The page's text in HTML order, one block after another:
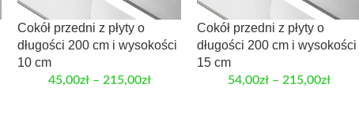
Cokół przedni z płyty o
długości 200 cm i wysokości
10 cm
45,00zł – 215,00zł
Cokół przedni z płyty o
długości 200 cm i wysokości
15 cm
54,00zł – 215,00zł